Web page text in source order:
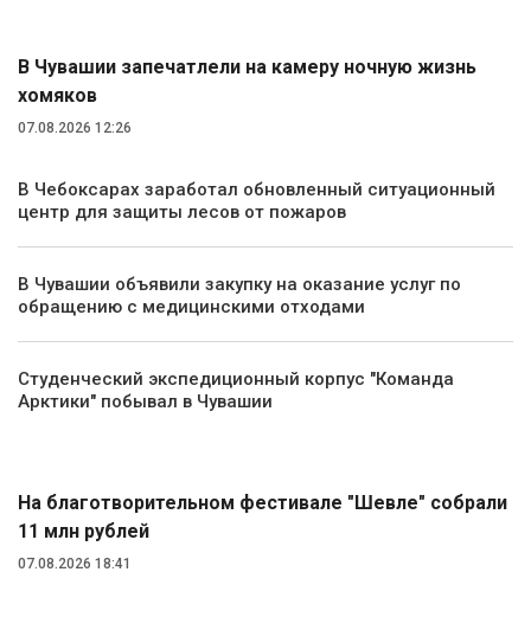
В Чувашии запечатлели на камеру ночную жизнь
хомяков
07.08.2026 12:26
В Чебоксарах заработал обновленный ситуационный
центр для защиты лесов от пожаров
В Чувашии объявили закупку на оказание услуг по
обращению с медицинскими отходами
Студенческий экспедиционный корпус "Команда
Арктики" побывал в Чувашии
На благотворительном фестивале "Шевле" собрали
11 млн рублей
07.08.2026 18:41